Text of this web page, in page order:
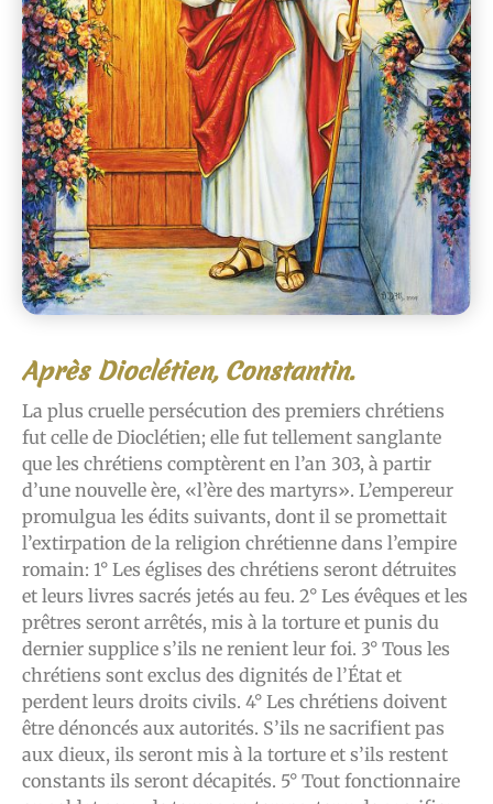
Après Dioclétien, Constantin.
La plus cruelle persécution des premiers chrétiens
fut celle de Dioclétien; elle fut tellement sanglante
que les chrétiens comptèrent en l’an 303, à partir
d’une nouvelle ère, «l’ère des martyrs». L’empereur
promulgua les édits suivants, dont il se promettait
l’extirpation de la religion chrétienne dans l’empire
romain: 1° Les églises des chrétiens seront détruites
et leurs livres sacrés jetés au feu. 2° Les évêques et les
prêtres seront arrêtés, mis à la torture et punis du
dernier supplice s’ils ne renient leur foi. 3° Tous les
chrétiens sont exclus des dignités de l’État et
perdent leurs droits civils. 4° Les chrétiens doivent
être dénoncés aux autorités. S’ils ne sacrifient pas
aux dieux, ils seront mis à la torture et s’ils restent
constants ils seront décapités. 5° Tout fonctionnaire